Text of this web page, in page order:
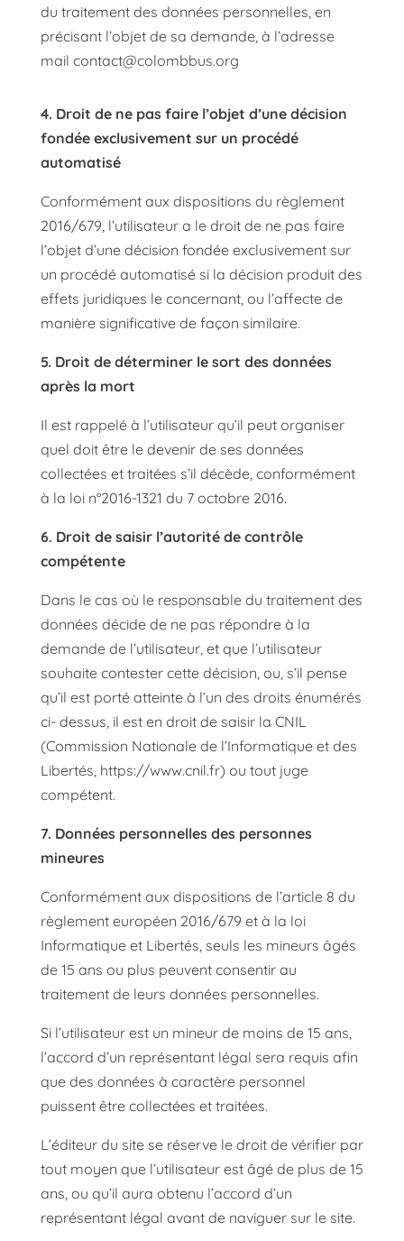
du traitement des données personnelles, en
précisant l’objet de sa demande, à l’adresse
mail contact@colombbus.org
4. Droit de ne pas faire l’objet d’une décision
fondée exclusivement sur un procédé
automatisé
Conformément aux dispositions du règlement
2016/679, l’utilisateur a le droit de ne pas faire
l’objet d’une décision fondée exclusivement sur
un procédé automatisé si la décision produit des
effets juridiques le concernant, ou l’affecte de
manière significative de façon similaire.
5. Droit de déterminer le sort des données
après la mort
Il est rappelé à l’utilisateur qu’il peut organiser
quel doit être le devenir de ses données
collectées et traitées s’il décède, conformément
à la loi n°2016-1321 du 7 octobre 2016.
6. Droit de saisir l’autorité de contrôle
compétente
Dans le cas où le responsable du traitement des
données décide de ne pas répondre à la
demande de l’utilisateur, et que l’utilisateur
souhaite contester cette décision, ou, s’il pense
qu’il est porté atteinte à l’un des droits énumérés
ci- dessus, il est en droit de saisir la CNIL
(Commission Nationale de l’Informatique et des
Libertés, https://www.cnil.fr) ou tout juge
compétent.
7. Données personnelles des personnes
mineures
Conformément aux dispositions de l’article 8 du
règlement européen 2016/679 et à la loi
Informatique et Libertés, seuls les mineurs âgés
de 15 ans ou plus peuvent consentir au
traitement de leurs données personnelles.
Si l’utilisateur est un mineur de moins de 15 ans,
l’accord d’un représentant légal sera requis afin
que des données à caractère personnel
puissent être collectées et traitées.
L’éditeur du site se réserve le droit de vérifier par
tout moyen que l’utilisateur est âgé de plus de 15
ans, ou qu’il aura obtenu l’accord d’un
représentant légal avant de naviguer sur le site.